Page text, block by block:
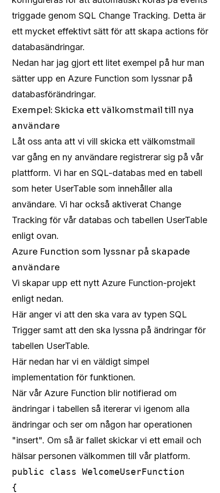
triggade genom SQL Change Tracking. Detta är
ett mycket effektivt sätt för att skapa actions för
databasändringar.
Nedan har jag gjort ett litet exempel på hur man
sätter upp en Azure Function som lyssnar på
databasförändringar.
Exempel: Skicka ett välkomstmail till nya
användare
Låt oss anta att vi vill skicka ett välkomstmail
var gång en ny användare registrerar sig på vår
plattform. Vi har en SQL-databas med en tabell
som heter UserTable som innehåller alla
användare. Vi har också aktiverat Change
Tracking för vår databas och tabellen UserTable
enligt ovan.
Azure Function som lyssnar på skapade
användare
Vi skapar upp ett nytt Azure Function-projekt
enligt nedan.
Här anger vi att den ska vara av typen SQL
Trigger samt att den ska lyssna på ändringar för
tabellen UserTable.
Här nedan har vi en väldigt simpel
implementation för funktionen.
När vår Azure Function blir notifierad om
ändringar i tabellen så itererar vi igenom alla
ändringar och ser om någon har operationen
"insert". Om så är fallet skickar vi ett email och
hälsar personen välkommen till vår platform.
public class WelcomeUserFunction
{